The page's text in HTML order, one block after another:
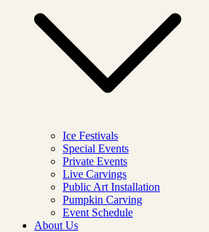
Ice Festivals
Special Events
Private Events
Live Carvings
Public Art Installation
Pumpkin Carving
Event Schedule
About Us